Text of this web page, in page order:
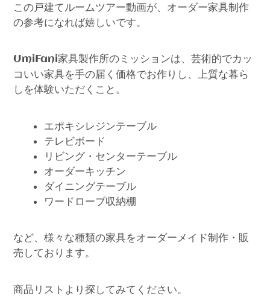
この戸建てルームツアー動画が、オーダー家具制作
の参考になれば嬉しいです。
UmiFani家具製作所のミッションは、芸術的でカッ
コいい家具を手の届く価格でお作りし、上質な暮ら
しを体験いただくこと。
エポキシレジンテーブル
テレビボード
リビング・センターテーブル
オーダーキッチン
ダイニングテーブル
ワードローブ収納棚
など、様々な種類の家具をオーダーメイド制作・販
売しております。
商品リストより探してみてください。